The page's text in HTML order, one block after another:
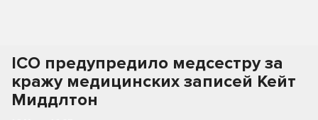
ICO предупредило медсестру за
кражу медицинских записей Кейт
Миддлтон